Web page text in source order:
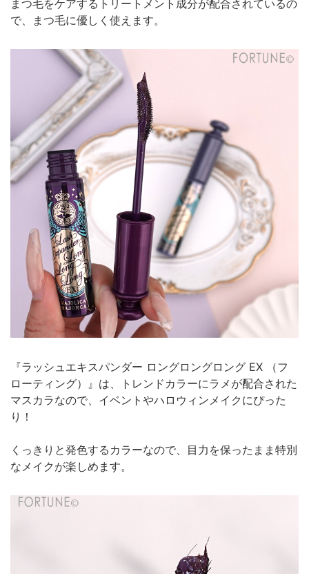
まつ毛をケアするトリートメント成分が配合されているの
で、まつ毛に優しく使えます。
『ラッシュエキスパンダー ロングロングロング EX （フ
ローティング）』は、トレンドカラーにラメが配合された
マスカラなので、イベントやハロウィンメイクにぴった
り！
くっきりと発色するカラーなので、目力を保ったまま特別
なメイクが楽しめます。